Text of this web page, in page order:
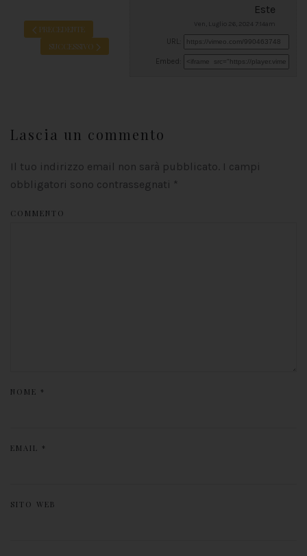
Este
Ven, Luglio 26, 2024 7:14am
URL:
Embed:
PRECEDENTE
SUCCESSIVO
Lascia un commento
Il tuo indirizzo email non sarà pubblicato. I campi
obbligatori sono contrassegnati *
COMMENTO
NOME *
EMAIL *
SITO WEB